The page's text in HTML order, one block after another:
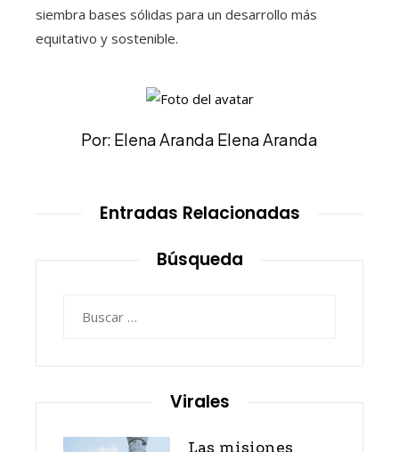
siembra bases sólidas para un desarrollo más
equitativo y sostenible.
Por: Elena Aranda Elena Aranda
Entradas Relacionadas
Búsqueda
Virales